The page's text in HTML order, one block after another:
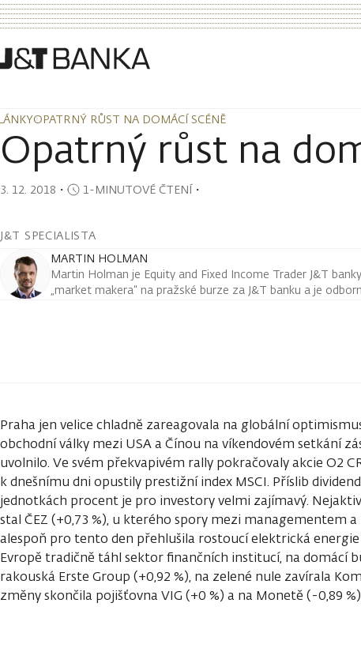
OPATRNÝ RŮST NA DOMÁCÍ SCÉNĚ
OPATRNÝ RŮST NA DOMÁCÍ SCÉNĚ
Opatrný růst na
3. 12. 2018 ・ 1-MINUTOVÉ ČTENÍ・
J&T SPECIALISTA
MARTIN HOLMAN
Martin Holman je Equity and Fixed Income Trader J&T
„market makera“ na pražské burze za J&T banku a je
Praha jen velice chladně zareagovala na globální
obchodní války mezi USA a Čínou na víkendovém setkání
uvolnilo. Ve svém překvapivém rally pokračovaly akcie O2
k dnešnímu dni opustily prestižní index MSCI. Příslib
jednotkách procent je pro investory velmi zajímavý.
stal ČEZ (+0,73 %), u kterého spory mezi managementem
alespoň pro tento den přehlušila rostoucí elektrická
Evropě tradičně táhl sektor finančních institucí, na domácí
rakouská Erste Group (+0,92 %), na zelené nule zavírala
změny skončila pojišťovna VIG (+0 %) a na Monetě (-0,89